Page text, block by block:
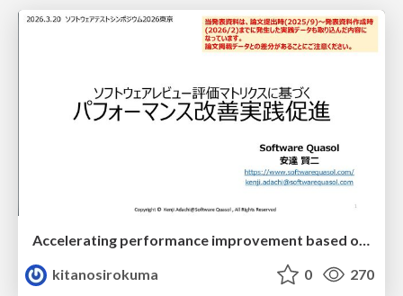
Accelerating performance improvement based on a software review evaluation matrix
kitanosirokuma
0 270